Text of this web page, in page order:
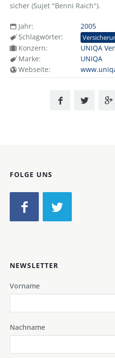
sicher (Sujet "Benni Raich").
Jahr:
2005
Schlagwörter:
Konzern:
UNIQA
Marke:
UNIQA
Webseite:
FOLGE UNS
NEWSLETTER
Vorname
Nachname